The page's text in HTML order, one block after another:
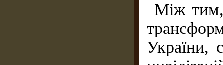
Між тим,
України,